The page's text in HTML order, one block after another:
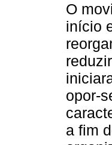
O
início
opor-
a fim